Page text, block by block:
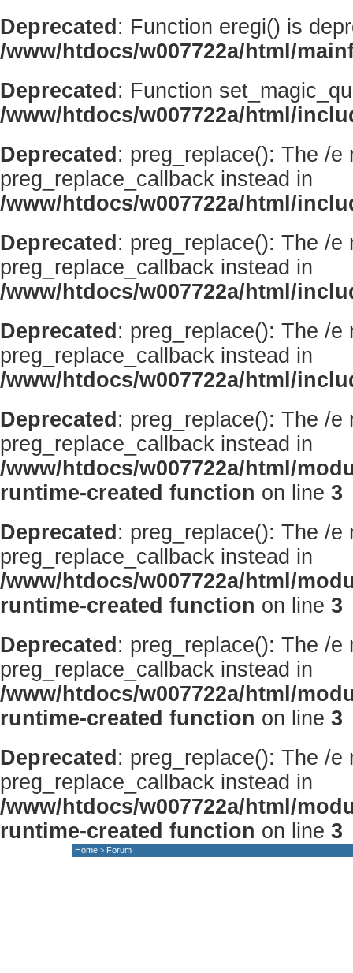
Deprecated : Function eregi() is
/www/htdocs/w007722a/html/
Deprecated : Function
/www/htdocs/w007722a/html/
Deprecated : preg_replace(): The /
preg_replace_callback instead in
/www/htdocs/w007722a/html/
Deprecated : preg_replace(): The /
preg_replace_callback instead in
/www/htdocs/w007722a/html/
Deprecated : preg_replace(): The /
preg_replace_callback instead in
/www/htdocs/w007722a/html/
Deprecated : preg_replace(): The /
preg_replace_callback instead in
/www/htdocs/w007722a/html/
runtime-created function on line 3
Deprecated : preg_replace(): The /
preg_replace_callback instead in
/www/htdocs/w007722a/html/
runtime-created function on line 3
Deprecated : preg_replace(): The /
preg_replace_callback instead in
/www/htdocs/w007722a/html/
runtime-created function on line 3
Deprecated : preg_replace(): The /
preg_replace_callback instead in
/www/htdocs/w007722a/html/
runtime-created function on line 3
Home> Forum